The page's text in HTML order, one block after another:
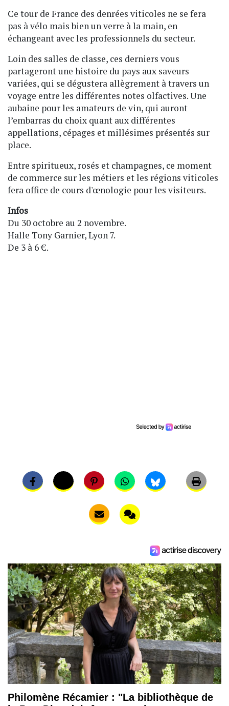
Ce tour de France des denrées viticoles ne se fera
pas à vélo mais bien un verre à la main, en
échangeant avec les professionnels du secteur.
Loin des salles de classe, ces derniers vous
partageront une histoire du pays aux saveurs
variées, qui se dégustera allègrement à travers un
voyage entre les différentes notes olfactives. Une
aubaine pour les amateurs de vin, qui auront
l’embarras du choix quant aux différentes
appellations, cépages et millésimes présentés sur
place.
Entre spiritueux, rosés et champagnes, ce moment
de commerce sur les métiers et les régions viticoles
fera office de cours d'œnologie pour les visiteurs.
Infos
Du 30 octobre au 2 novembre.
Halle Tony Garnier, Lyon 7.
De 3 à 6 €.
Philomène Récamier : "La bibliothèque de